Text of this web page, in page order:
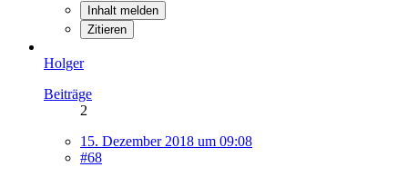
Inhalt melden
Zitieren
Holger
Beiträge
2
15. Dezember 2018 um 09:08
#68